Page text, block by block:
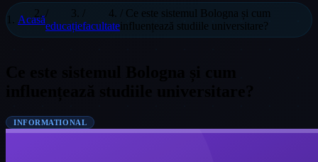
Acasă
educațiefacultate
/ Ce este sistemul Bologna și cum
influențează studiile universitare?
INFORMATIONAL